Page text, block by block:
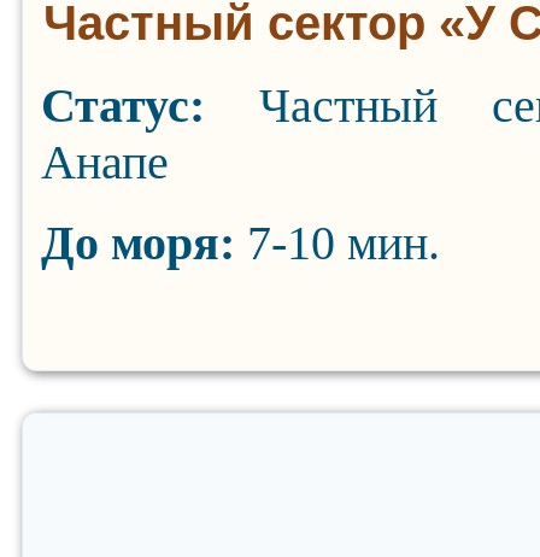
Частный сектор «У
Статус:Частный
Анапе
До моря: 7-10 мин.